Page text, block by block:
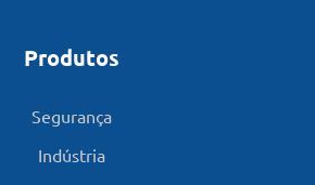
Produtos
Segurança
Indústria